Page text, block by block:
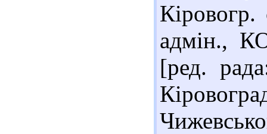
адмін.,
[ред.